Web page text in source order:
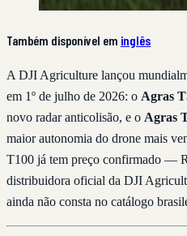
Também disponível em inglês
A DJI Agriculture lançou
em 1º de julho de 2026: o Agras
novo radar anticolisão, e o Agras
maior autonomia do drone mais
T100 já tem preço confirmado —
distribuidora oficial da DJI
ainda não consta no catálogo